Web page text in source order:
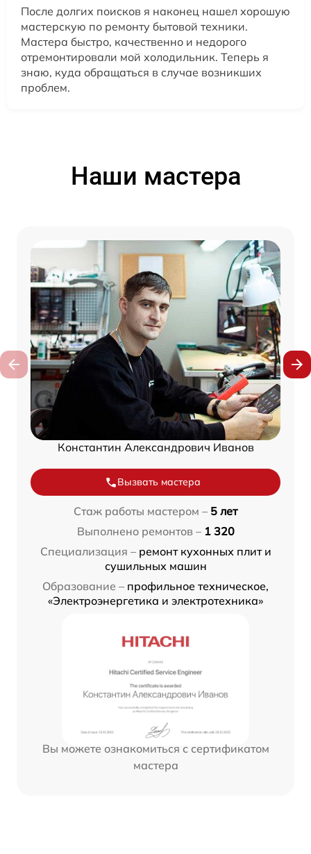
После долгих поисков я наконец нашел хорошую
мастерскую по ремонту бытовой техники.
Мастера быстро, качественно и недорого
отремонтировали мой холодильник. Теперь я
знаю, куда обращаться в случае возникших
проблем.
Наши мастера
Константин Александрович Иванов
Вызвать мастера
Стаж работы мастером – 5 лет
Выполнено ремонтов – 1 320
Специализация – ремонт кухонных плит и
сушильных машин
Образование – профильное техническое,
«Электроэнергетика и электротехника»
Вы можете ознакомиться с сертификатом
мастера